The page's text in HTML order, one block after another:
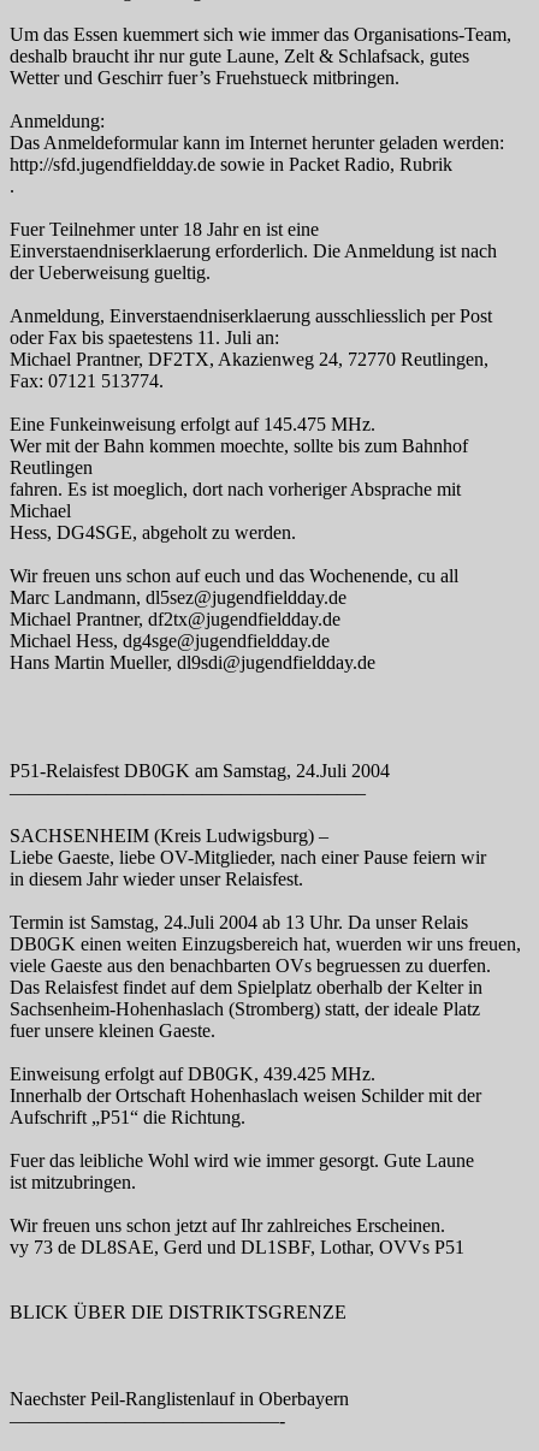
Um das Essen kuemmert sich wie immer das Organisations-Team,
deshalb braucht ihr nur gute Laune, Zelt & Schlafsack, gutes
Wetter und Geschirr fuer’s Fruehstueck mitbringen.
Anmeldung:
Das Anmeldeformular kann im Internet herunter geladen werden:
http://sfd.jugendfieldday.de sowie in Packet Radio, Rubrik
.
Fuer Teilnehmer unter 18 Jahr en ist eine
Einverstaendniserklaerung erforderlich. Die Anmeldung ist nach
der Ueberweisung gueltig.
Anmeldung, Einverstaendniserklaerung ausschliesslich per Post
oder Fax bis spaetestens 11. Juli an:
Michael Prantner, DF2TX, Akazienweg 24, 72770 Reutlingen,
Fax: 07121 513774.
Eine Funkeinweisung erfolgt auf 145.475 MHz.
Wer mit der Bahn kommen moechte, sollte bis zum Bahnhof
Reutlingen
fahren. Es ist moeglich, dort nach vorheriger Absprache mit
Michael
Hess, DG4SGE, abgeholt zu werden.
Wir freuen uns schon auf euch und das Wochenende, cu all
Marc Landmann, dl5sez@jugendfieldday.de
Michael Prantner, df2tx@jugendfieldday.de
Michael Hess, dg4sge@jugendfieldday.de
Hans Martin Mueller, dl9sdi@jugendfieldday.de
P51-Relaisfest DB0GK am Samstag, 24.Juli 2004
——————————————————–
SACHSENHEIM (Kreis Ludwigsburg) –
Liebe Gaeste, liebe OV-Mitglieder, nach einer Pause feiern wir
in diesem Jahr wieder unser Relaisfest.
Termin ist Samstag, 24.Juli 2004 ab 13 Uhr. Da unser Relais
DB0GK einen weiten Einzugsbereich hat, wuerden wir uns freuen,
viele Gaeste aus den benachbarten OVs begruessen zu duerfen.
Das Relaisfest findet auf dem Spielplatz oberhalb der Kelter in
Sachsenheim-Hohenhaslach (Stromberg) statt, der ideale Platz
fuer unsere kleinen Gaeste.
Einweisung erfolgt auf DB0GK, 439.425 MHz.
Innerhalb der Ortschaft Hohenhaslach weisen Schilder mit der
Aufschrift „P51“ die Richtung.
Fuer das leibliche Wohl wird wie immer gesorgt. Gute Laune
ist mitzubringen.
Wir freuen uns schon jetzt auf Ihr zahlreiches Erscheinen.
vy 73 de DL8SAE, Gerd und DL1SBF, Lothar, OVVs P51
BLICK ÜBER DIE DISTRIKTSGRENZE
Naechster Peil-Ranglistenlauf in Oberbayern
——————————————-